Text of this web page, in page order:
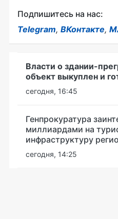
Подпишитесь на нас:
Telegram, ВКонтакте,
Власти о здании-
объект выкуплен и
сегодня, 16:45
Генпрокуратура
миллиардами на
инфраструктуру
сегодня, 14:25